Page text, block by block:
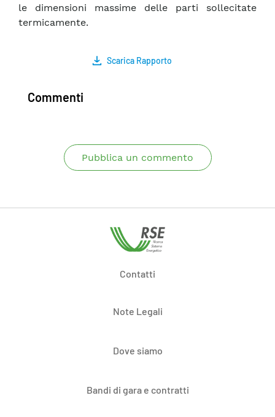
le dimensioni massime delle parti sollecitate
termicamente.
Scarica Rapporto
Commenti
Pubblica un commento
Contatti
Note Legali
Dove siamo
Bandi di gara e contratti